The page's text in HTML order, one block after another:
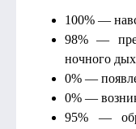
100% —
98% —
ночного
0% —
0% —
95% —